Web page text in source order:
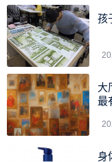
经验，希望能为您在
孩
大
最
身